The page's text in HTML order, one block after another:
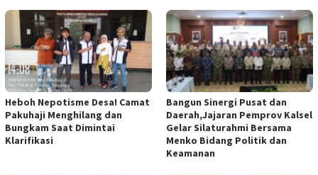
Heboh Nepotisme Desa! Camat
Pakuhaji Menghilang dan
Bungkam Saat Dimintai
Klarifikasi
Bangun Sinergi Pusat dan
Daerah,Jajaran Pemprov Kalsel
Gelar Silaturahmi Bersama
Menko Bidang Politik dan
Keamanan